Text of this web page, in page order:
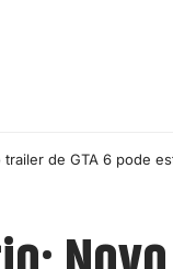
trailer de GTA 6 pode